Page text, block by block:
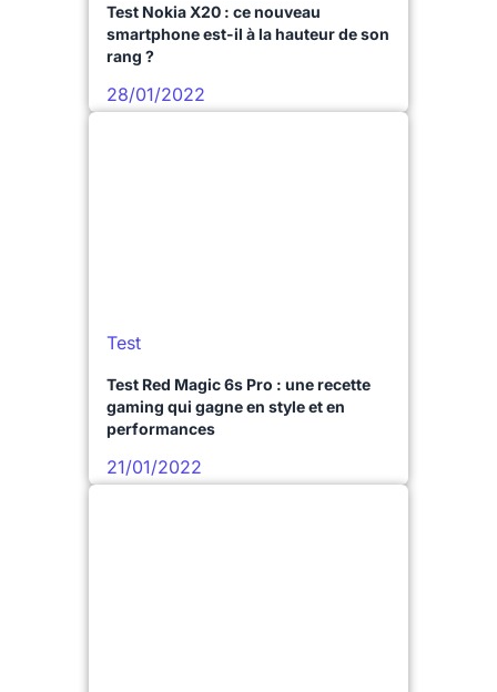
Test Nokia X20 : ce nouveau
smartphone est-il à la hauteur de son
rang ?
28/01/2022
Test
Test Red Magic 6s Pro : une recette
gaming qui gagne en style et en
performances
21/01/2022